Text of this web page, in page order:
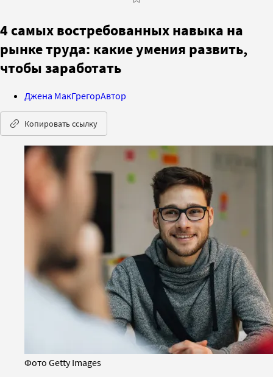
4 самых востребованных навыка на
рынке труда: какие умения развить,
чтобы заработать
Джена МакГрегорАвтор
Копировать ссылку
Фото Getty Images